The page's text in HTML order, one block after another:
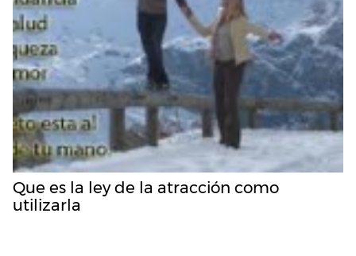
Que es la ley de la atracción como
utilizarla